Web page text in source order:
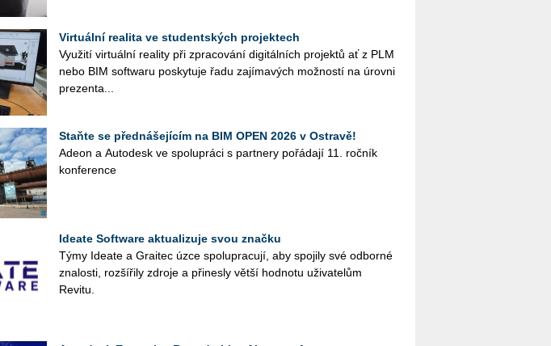
Virtuální realita ve studentských projektech
Vy­u­ži­tí vir­tu­ál­ní re­a­li­ty při zpra­co­vá­ní di­gi­tál­ních pro­jek­tů ať z PLM
nebo BIM soft­waru po­sky­tu­je řadu za­jí­ma­vých mož­nos­tí na úrov­ni
pre­zen­ta­...
Staňte se přednášejícím na BIM OPEN 2026 v Ostravě!
Adeon a Au­to­de­sk ve spo­lu­prá­ci s part­ne­ry po­řá­da­jí 11. roč­ník
kon­fe­ren­ce
Ideate Software aktualizuje svou značku
Týmy Ideate a Graitec úzce spolupracují, aby spojily své odborné
znalosti, rozšířily zdroje a přinesly větší hodnotu uživatelům
Revitu.